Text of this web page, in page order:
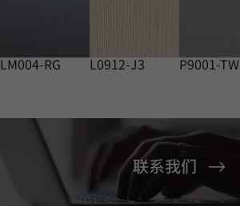
LM004-RG L0912-J3 P9001-TW
联系我们